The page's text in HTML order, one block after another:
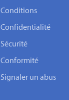
Conditions
Confidentialité
Sécurité
Conformité
Signaler un abus